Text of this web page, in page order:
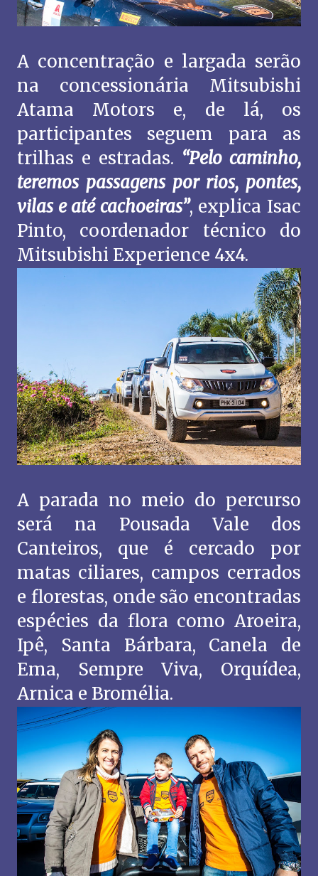
A concentração e largada serão
na concessionária Mitsubishi
Atama Motors e, de lá, os
participantes seguem para as
trilhas e estradas. “Pelo caminho,
teremos passagens por rios, pontes,
vilas e até cachoeiras”, explica Isac
Pinto, coordenador técnico do
Mitsubishi Experience 4x4.
A parada no meio do percurso
será na Pousada Vale dos
Canteiros, que é cercado por
matas ciliares, campos cerrados
e florestas, onde são encontradas
espécies da flora como Aroeira,
Ipê, Santa Bárbara, Canela de
Ema, Sempre Viva, Orquídea,
Arnica e Bromélia.